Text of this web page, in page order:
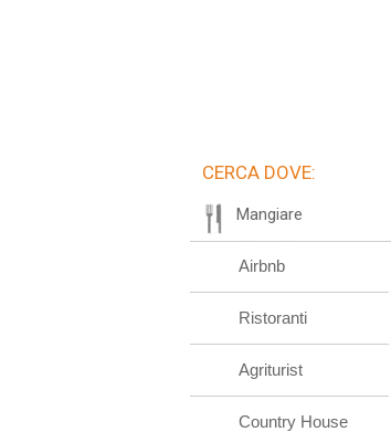
CERCA DOVE:
Mangiare
Airbnb
Ristoranti
Agriturist
Country House